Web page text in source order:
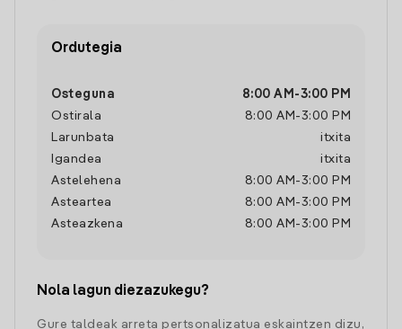
Ordutegia
Osteguna 8:00 AM -3:00 PM
Ostirala
8:00 AM -3:00 PM
Larunbata
itxita
Igandea
itxita
Astelehena
8:00 AM -3:00 PM
Asteartea
8:00 AM -3:00 PM
Asteazkena
8:00 AM -3:00 PM
Nola lagun diezazukegu?
Gure taldeak arreta pertsonalizatua eskaintzen dizu,